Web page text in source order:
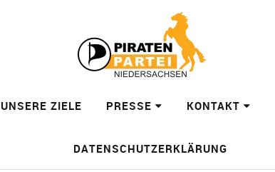
UNSERE ZIELE PRESSE KONTAKT
DATENSCHUTZERKLÄRUNG